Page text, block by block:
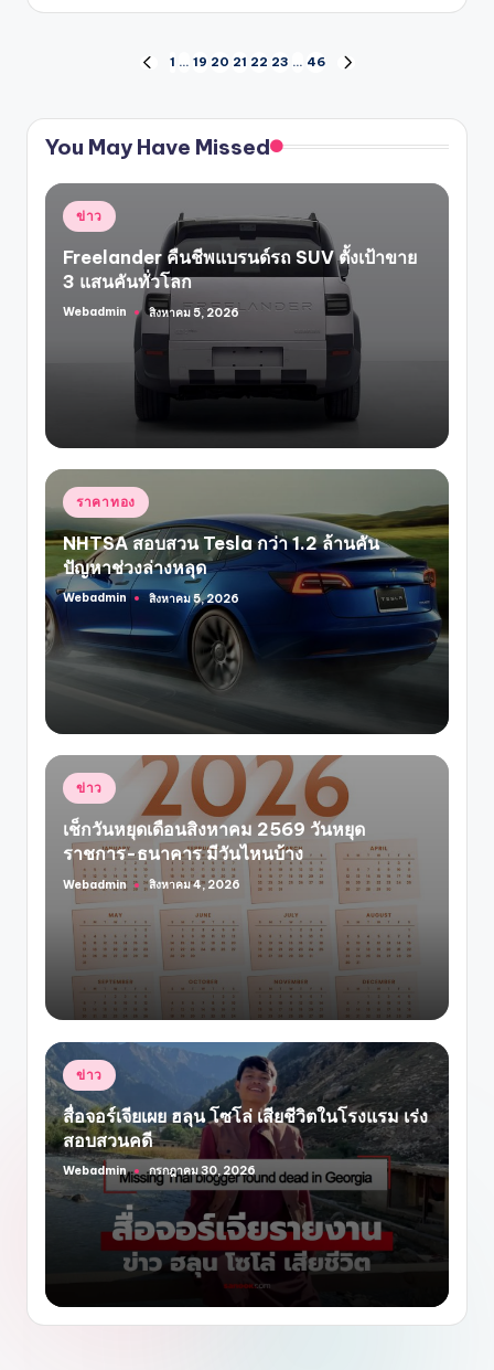
pagination
PREVIOUS
1 … 19 20 21 22 23 … 46
You May Have Missed
Posted
in
ข่าว
Freelander คืนชีพแบรนด์รถ SUV ตั้งเป้าขาย
3 แสนคันทั่วโลก
Posted
Webadmin สิงหาคม 5, 2026
Posted
in
ราคาทอง
NHTSA สอบสวน Tesla กว่า 1.2 ล้านคัน
ปัญหาช่วงล่างหลุด
Posted
Webadmin สิงหาคม 5, 2026
Posted
in
ข่าว
เช็กวันหยุดเดือนสิงหาคม 2569 วันหยุด
ราชการ-ธนาคาร มีวันไหนบ้าง
Posted
by
Webadmin สิงหาคม 4, 2026
Posted
in
ข่าว
สื่อจอร์เจียเผย ฮลุน โซโล่ เสียชีวิตในโรงแรม เร่ง
สอบสวนคดี
Posted
Webadmin กรกฎาคม 30, 2026